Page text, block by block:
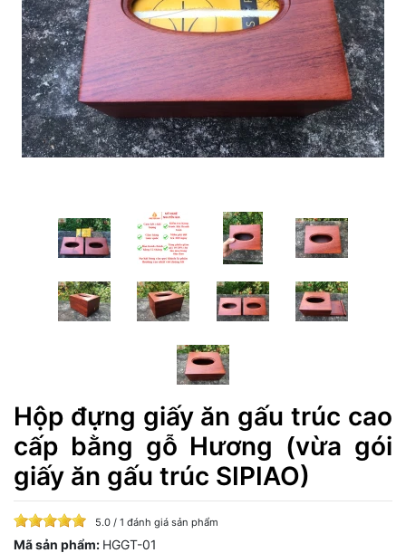
Hộp đựng giấy ăn gấu trúc cao
cấp bằng gỗ Hương (vừa gói
giấy ăn gấu trúc SIPIAO)
5.0 / 1 đánh giá sản phẩm
Mã sản phẩm: HGGT-01